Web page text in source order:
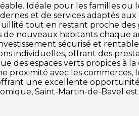
Idéale pour les familles ou
et de services adaptés aux
tout en restant proche des
nouveaux habitants chaque
sécurisé et
individuelles, offrant des
des espaces verts propices à
proximité avec les commerces,
une excellente
Saint-Martin-de-Bavel